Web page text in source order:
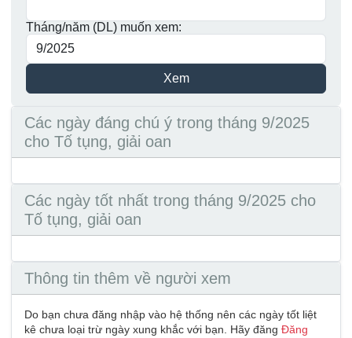
Tháng/năm (DL) muốn xem:
Các ngày đáng chú ý trong tháng 9/2025
cho Tố tụng, giải oan
Các ngày tốt nhất trong tháng 9/2025 cho
Tố tụng, giải oan
Thông tin thêm về người xem
Do bạn chưa đăng nhập vào hệ thống nên các ngày tốt liệt
kê chưa loại trừ ngày xung khắc với bạn. Hãy đăngĐăng